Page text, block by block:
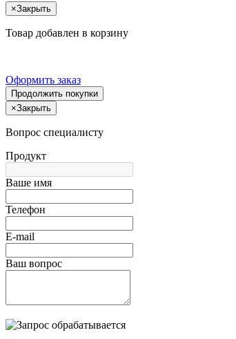
×Закрыть
Товар добавлен в корзину
Оформить заказ
Продолжить покупки
×Закрыть
Вопрос специалисту
Продукт
Ваше имя
Телефон
E-mail
Ваш вопрос